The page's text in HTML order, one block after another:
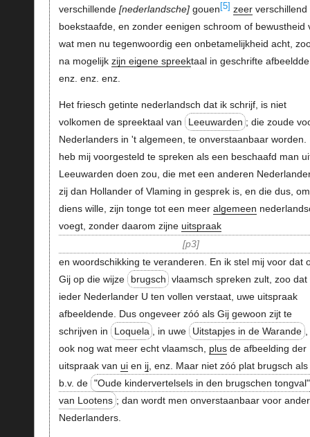
verschillende nederlandsche gouen [5] zeerverschillend
boekstaafde, en zonder eenigen schroom of bewustheid
wat men nu tegenwoordig een onbetamelijkheid acht,
na mogelijk zijn eigene spreektaal in geschrifte
enz. enz. enz.
Het friesch getinte nederlandsch dat ik schrijf, is niet
volkomen de spreektaal van
Leeuwarden ; die zoude
Nederlanders in 't algemeen, te onverstaanbaar worden.
heb mij voorgesteld te spreken als een beschaafd man
Leeuwarden doen zou, die met een anderen
zij dan Hollander of Vlaming in gesprek is, en die dus, om
diens wille, zijn tonge tot een meer algemeen
voegt, zonder daarom zijne uitspraak
p3
en woordschikking te veranderen. En ik stel mij voor dat
Gij op die wijze
brugsch vlaamsch spreken zult, zoo dat
ieder Nederlander U ten vollen verstaat, uwe uitspraak
afbeeldende. Dus ongeveer zóó als Gij gewoon zijt te
schrijven in
Loquela , in uwe Uitstapjes in de Warande
ook nog wat meer echt vlaamsch, plusde afbeelding der
uitspraak van uien ij, enz. Maar niet zóó plat brugsch als
b.v. de "Oude kindervertelsels in den brugschen tongval"
van Lootens ; dan wordt men onverstaanbaar voor
Nederlanders.